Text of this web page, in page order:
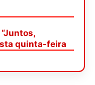
quinta-feira